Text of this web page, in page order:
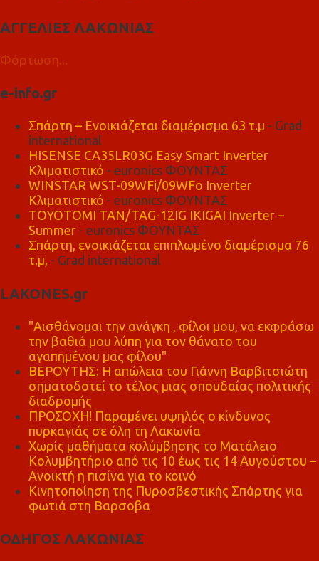
ΑΓΓΕΛΙΕΣ ΛΑΚΩΝΙΑΣ
Φόρτωση...
e-info.gr
Σπάρτη – Ενοικιάζεται διαμέρισμα 63 τ.μ - Grad
international
HISENSE CA35LR03G Easy Smart Inverter
Κλιματιστικό - euronics ΦΟΥΝΤΑΣ
WINSTAR WST-09WFi/09WFo Inverter
Κλιματιστικό - euronics ΦΟΥΝΤΑΣ
TOYOTOMI TAN/TAG-12IG IKIGAI Inverter –
Summer - euronics ΦΟΥΝΤΑΣ
Σπάρτη, ενοικιάζεται επιπλωμένο διαμέρισμα 76
τ.μ, - Grad international
LAKONES.gr
"Αισθάνομαι την ανάγκη , φίλοι μου, να εκφράσω
την βαθιά μου λύπη για τον θάνατο του
αγαπημένου μας φίλου"
ΒΕΡΟΥΤΗΣ: Η απώλεια του Γιάννη Βαρβιτσιώτη
σηματοδοτεί το τέλος μιας σπουδαίας πολιτικής
διαδρομής
ΠΡΟΣΟΧΗ! Παραμένει υψηλός ο κίνδυνος
πυρκαγιάς σε όλη τη Λακωνία
Χωρίς μαθήματα κολύμβησης το Ματάλειο
Κολυμβητήριο από τις 10 έως τις 14 Αυγούστου –
Ανοικτή η πισίνα για το κοινό
Κινητοποίηση της Πυροσβεστικής Σπάρτης για
φωτιά στη Βαρσοβα
ΟΔΗΓΟΣ ΛΑΚΩΝΙΑΣ